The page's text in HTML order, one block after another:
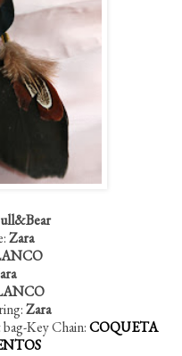
Zara
Zara
Key Chain:COQUETA